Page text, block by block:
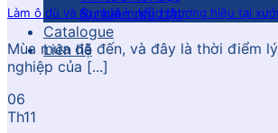
Sự kiện nổi bật
Catalogue
Liên hệ
Làm ô dù và áo mưa in logo thương hiệu tại
Mùa mưa đã đến, và đây là thời điểm
nghiệp của [...]
06
Th11